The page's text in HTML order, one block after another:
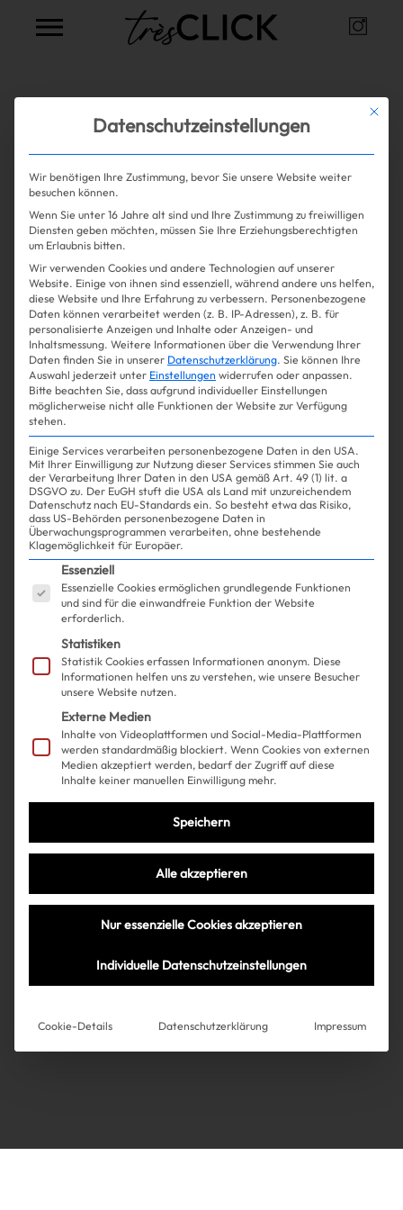
Shopping
Gossip
Experience
Win Win
Über uns Kooperationen
AGB
Alle Artikel zum ThemaAlexa
Chung
Shopping Fashion| 20.05.2025
Wenn du dich je gefragt hast,
woher Alexa Chung ihre Looks
hat – hier kommt die Antwort
Mehr lesen
Über uns
Kooperationen
Instagram
Très Click
Impressum
AGB
Mit
Datenschutzeinstellungen
Wir benötigen Ihre Zustimmung, bevor Sie unsere Website weiter
besuchen können.
Wenn Sie unter 16 Jahre alt sind und Ihre Zustimmung zu freiwilligen
Diensten geben möchten, müssen Sie Ihre Erziehungsberechtigten
um Erlaubnis bitten.
Wir verwenden Cookies und andere Technologien auf unserer
Website. Einige von ihnen sind essenziell, während andere uns helfen,
diese Website und Ihre Erfahrung zu verbessern. Personenbezogene
Daten können verarbeitet werden (z. B. IP-Adressen), z. B. für
personalisierte Anzeigen und Inhalte oder Anzeigen- und
Inhaltsmessung. Weitere Informationen über die Verwendung Ihrer
Daten finden Sie in unserer Datenschutzerklärung. Sie können Ihre
Auswahl jederzeit unter Einstellungen widerrufen oder anpassen.
Bitte beachten Sie, dass aufgrund individueller Einstellungen
möglicherweise nicht alle Funktionen der Website zur Verfügung
stehen.
Einige Services verarbeiten personenbezogene Daten in den USA.
Mit Ihrer Einwilligung zur Nutzung dieser Services stimmen Sie auch
der Verarbeitung Ihrer Daten in den USA gemäß Art. 49 (1) lit. a
DSGVO zu. Der EuGH stuft die USA als Land mit unzureichendem
Datenschutz nach EU-Standards ein. So besteht etwa das Risiko,
dass US-Behörden personenbezogene Daten in
Überwachungsprogrammen verarbeiten, ohne bestehende
Klagemöglichkeit für Europäer.
Es folgt eine Liste der Service-Gruppen, für die
Essenziell
Essenzielle Cookies ermöglichen grundlegende Funktionen
und sind für die einwandfreie Funktion der Website
erforderlich.
Statistiken
Statistik Cookies erfassen Informationen anonym. Diese
Informationen helfen uns zu verstehen, wie unsere Besucher
unsere Website nutzen.
Externe Medien
Inhalte von Videoplattformen und Social-Media-Plattformen
werden standardmäßig blockiert. Wenn Cookies von externen
Medien akzeptiert werden, bedarf der Zugriff auf diese
Inhalte keiner manuellen Einwilligung mehr.
Speichern
Alle akzeptieren
Nur essenzielle Cookies akzeptieren
Individuelle Datenschutzeinstellungen
Cookie-Details Datenschutzerklärung Impressum